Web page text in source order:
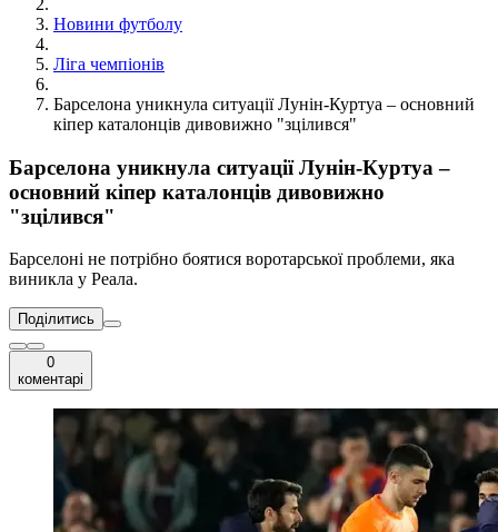
Новини футболу
Ліга чемпіонів
Барселона уникнула ситуації Лунін-Куртуа – основний
кіпер каталонців дивовижно "зцілився"
Барселона уникнула ситуації Лунін-Куртуа –
основний кіпер каталонців дивовижно
"зцілився"
Барселоні не потрібно боятися воротарської проблеми, яка
виникла у Реала.
Поділитись
0
коментарі